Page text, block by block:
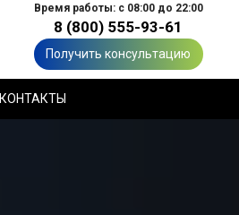
Время работы: с 08:00 до 22:00
8 (800) 555-93-61
Получить консультацию
КОНТАКТЫ